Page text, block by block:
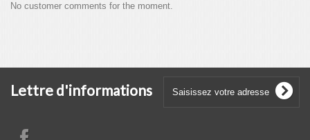
No customer comments for the moment.
Lettre d'informations